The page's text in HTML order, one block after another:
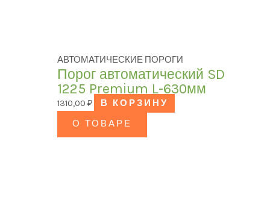
АВТОМАТИЧЕСКИЕ ПОРОГИ
Порог автоматический SD
1225 Premium L-630мм
1310,00₽
В КОРЗИНУ
О ТОВАРЕ